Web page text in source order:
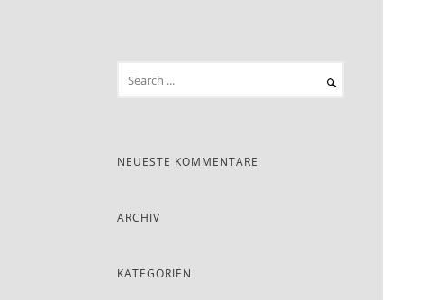
NEUESTE KOMMENTARE
ARCHIV
KATEGORIEN